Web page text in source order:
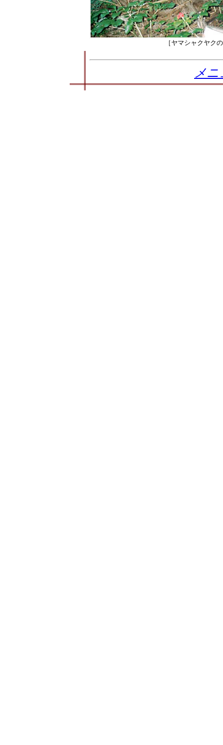
［ヤマシャクヤク
メ